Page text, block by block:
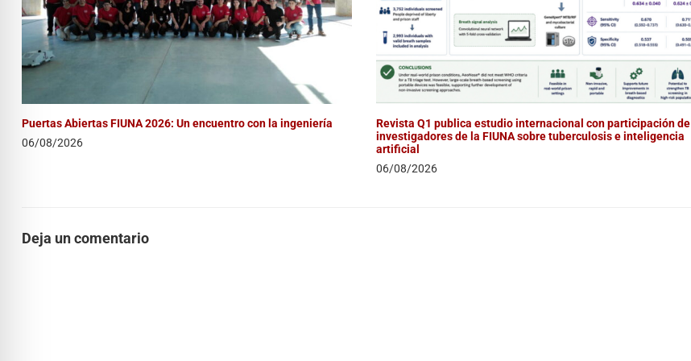
Puertas Abiertas FIUNA 2026: Un encuentro con la ingeniería
06/08/2026
Revista Q1 publica estudio internacional con participación de
investigadores de la FIUNA sobre tuberculosis e inteligencia
artificial
06/08/2026
Deja un comentario